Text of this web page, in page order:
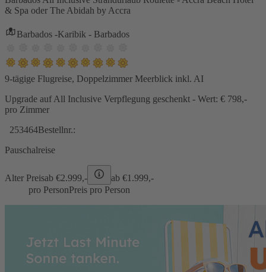
& Spa oder The Abidah by Accra
Barbados -Karibik - Barbados
9-tägige Flugreise, Doppelzimmer Meerblick inkl. AI
Upgrade auf All Inclusive Verpflegung geschenkt - Wert: € 798,-
pro Zimmer
253464Bestellnr.:
Pauschalreise
Alter Preisab €2.999,- ab €1.999,-
pro PersonPreis pro Person